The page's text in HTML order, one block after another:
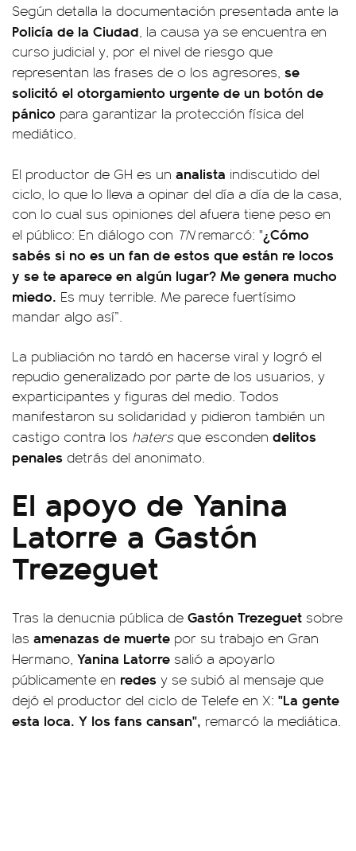
Según detalla la documentación presentada ante la
Policía de la Ciudad, la causa ya se encuentra en
curso judicial y, por el nivel de riesgo que
representan las frases de o los agresores, se
solicitó el otorgamiento urgente de un botón de
pánico para garantizar la protección física del
mediático.
El productor de GH es un analista indiscutido del
ciclo, lo que lo lleva a opinar del día a día de la casa,
con lo cual sus opiniones del afuera tiene peso en
el público: En diálogo con TNremarcó: "¿Cómo
sabés si no es un fan de estos que están re locos
y se te aparece en algún lugar? Me genera mucho
miedo. Es muy terrible. Me parece fuertísimo
mandar algo así”.
La publiación no tardó en hacerse viral y logró el
repudio generalizado por parte de los usuarios, y
exparticipantes y figuras del medio. Todos
manifestaron su solidaridad y pidieron también un
castigo contra los hatersque esconden delitos
penales detrás del anonimato.
El apoyo de Yanina
Latorre a Gastón
Trezeguet
Tras la denucnia pública de Gastón Trezeguet sobre
las amenazas de muerte por su trabajo en Gran
Hermano, Yanina Latorre salió a apoyarlo
públicamente en redes y se subió al mensaje que
dejó el productor del ciclo de Telefe en X: "La gente
esta loca. Y los fans cansan", remarcó la mediática.